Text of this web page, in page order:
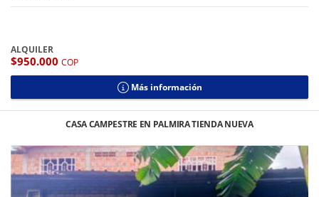
ALQUILER
$950.000 COP
Más información
CASA CAMPESTRE EN PALMIRA TIENDA NUEVA